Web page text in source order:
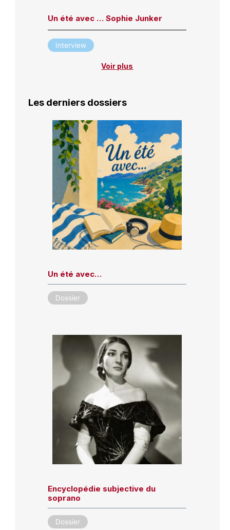
Un été avec … Sophie Junker
Interview
Voir plus
Les derniers dossiers
Un été avec…
Dossier
Encyclopédie subjective du
soprano
Dossier